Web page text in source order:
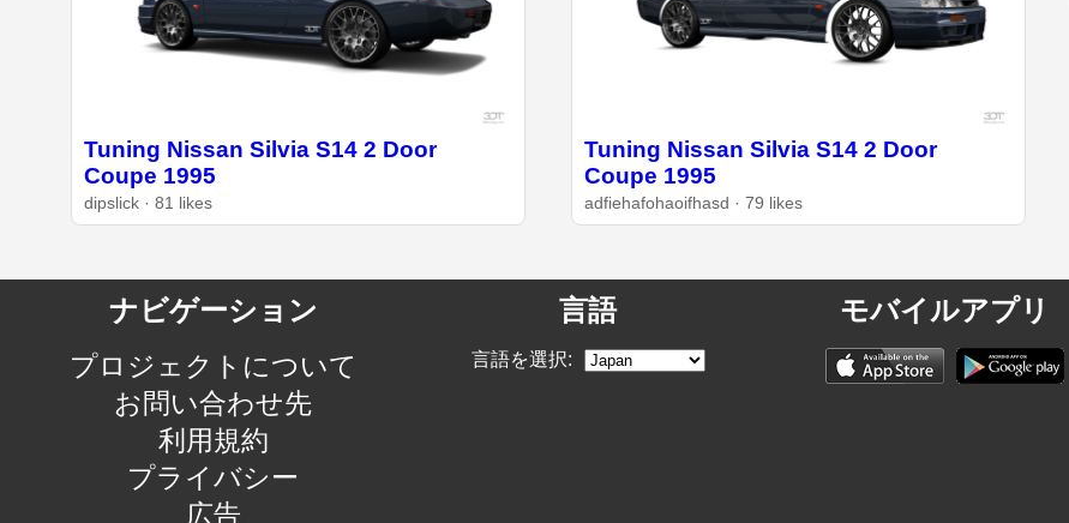
Tuning Nissan Silvia S14 2 Door
Coupe 1995
dipslick · 81 likes
Tuning Nissan Silvia S14 2 Door
Coupe 1995
adfiehafohaoifhasd · 79 likes
ナビゲーション
プロジェクトについて
お問い合わせ先
利用規約
プライバシー
広告
言語
言語を選択:
モバイルアプリ